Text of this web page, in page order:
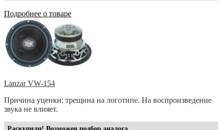
Подробнее о товаре
Lanzar VW-154
Причина уценки: трещина на логотипе. На воспроизведение
звука не влияет.